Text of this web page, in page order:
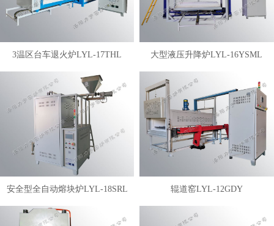
3温区台车退火炉LYL-17THL 大型液压升降炉LYL-16YSML
安全型全自动熔块炉LYL-18SRL 辊道窑LYL-12GDY